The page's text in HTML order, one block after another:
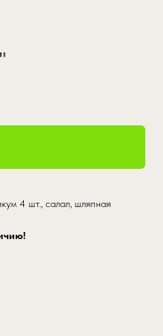
4 шт., салал, шляпная